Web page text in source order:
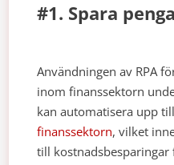
#1. Spara
Användningen av RPA
inom finanssektorn
kan automatisera upp
finanssektorn, vilket
till